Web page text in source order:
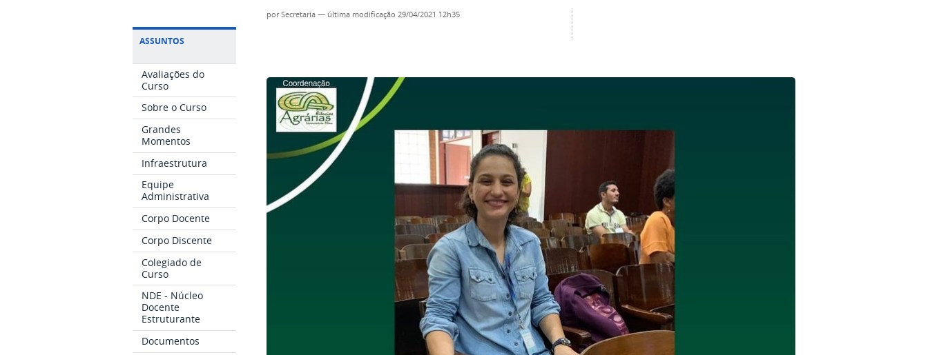
ASSUNTOS
Avaliações do
Curso
Sobre o Curso
Grandes
Momentos
Infraestrutura
Equipe
Administrativa
Corpo Docente
Corpo Discente
Colegiado de
Curso
NDE - Núcleo
Docente
Estruturante
Documentos
porSecretaria — última modificação 29/04/2021 12h35